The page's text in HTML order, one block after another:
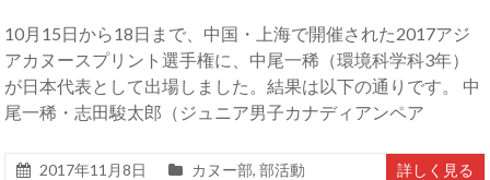
10月15日から18日まで、中国・上海で開催された2017アジ
アカヌースプリント選手権に、中尾一稀（環境科学科3年）
が日本代表として出場しました。結果は以下の通りです。 中
尾一稀・志田駿太郎（ジュニア男子カナディアンペア
2017年11月8日 カヌー部,部活動 詳しく見る